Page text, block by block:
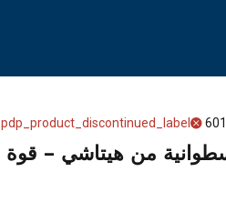
pdp_product_discontinued_label